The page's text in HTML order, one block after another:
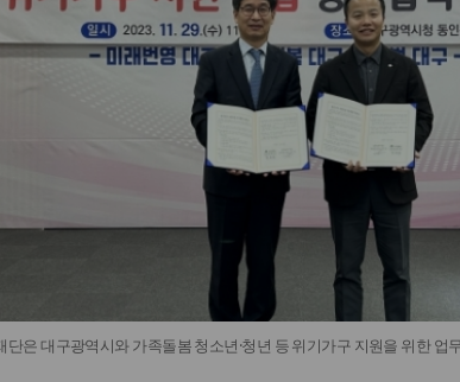
단은 대구광역시와 가족돌봄 청소년·청년 등 위기가구 지원을 위한